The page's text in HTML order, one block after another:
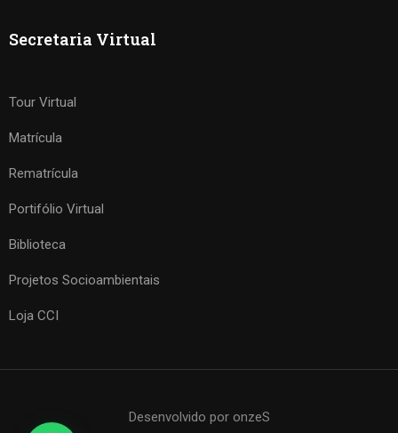
Secretaria Virtual
Tour Virtual
Matrícula
Rematrícula
Portifólio Virtual
Biblioteca
Projetos Socioambientais
Loja CCI
Desenvolvido por onzeS